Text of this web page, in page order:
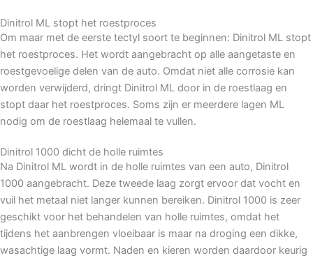
Dinitrol ML stopt het roestproces
Om maar met de eerste tectyl soort te beginnen: Dinitrol ML stopt
het roestproces. Het wordt aangebracht op alle aangetaste en
roestgevoelige delen van de auto. Omdat niet alle corrosie kan
worden verwijderd, dringt Dinitrol ML door in de roestlaag en
stopt daar het roestproces. Soms zijn er meerdere lagen ML
nodig om de roestlaag helemaal te vullen.
Dinitrol 1000 dicht de holle ruimtes
Na Dinitrol ML wordt in de holle ruimtes van een auto, Dinitrol
1000 aangebracht. Deze tweede laag zorgt ervoor dat vocht en
vuil het metaal niet langer kunnen bereiken. Dinitrol 1000 is zeer
geschikt voor het behandelen van holle ruimtes, omdat het
tijdens het aanbrengen vloeibaar is maar na droging een dikke,
wasachtige laag vormt. Naden en kieren worden daardoor keurig